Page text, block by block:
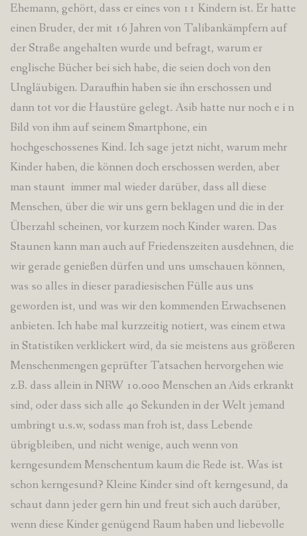
Ehemann, gehört, dass er eines von 11 Kindern ist. Er hatte
einen Bruder, der mit 16 Jahren von Talibankämpfern auf
der Straße angehalten wurde und befragt, warum er
englische Bücher bei sich habe, die seien doch von den
Ungläubigen. Daraufhin haben sie ihn erschossen und
dann tot vor die Haustüre gelegt. Asib hatte nur noch e i n
Bild von ihm auf seinem Smartphone, ein
hochgeschossenes Kind. Ich sage jetzt nicht, warum mehr
Kinder haben, die können doch erschossen werden, aber
man staunt immer mal wieder darüber, dass all diese
Menschen, über die wir uns gern beklagen und die in der
Überzahl scheinen, vor kurzem noch Kinder waren. Das
Staunen kann man auch auf Friedenszeiten ausdehnen, die
wir gerade genießen dürfen und uns umschauen können,
was so alles in dieser paradiesischen Fülle aus uns
geworden ist, und was wir den kommenden Erwachsenen
anbieten. Ich habe mal kurzzeitig notiert, was einem etwa
in Statistiken verklickert wird, da sie meistens aus größeren
Menschenmengen geprüfter Tatsachen hervorgehen wie
z.B. dass allein in NRW 10.000 Menschen an Aids erkrankt
sind, oder dass sich alle 40 Sekunden in der Welt jemand
umbringt u.s.w, sodass man froh ist, dass Lebende
übrigbleiben, und nicht wenige, auch wenn von
kerngesundem Menschentum kaum die Rede ist. Was ist
schon kerngesund? Kleine Kinder sind oft kerngesund, da
schaut dann jeder gern hin und freut sich auch darüber,
wenn diese Kinder genügend Raum haben und liebevolle